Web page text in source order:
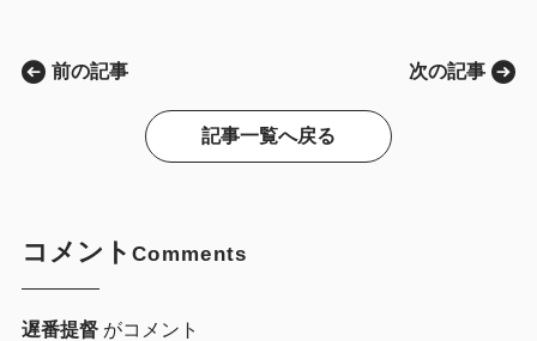
前の記事
記事一覧へ戻る
次の記事
コメント Comments
遅番提督 がコメント